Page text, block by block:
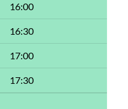
16:00
16:30
17:00
17:30